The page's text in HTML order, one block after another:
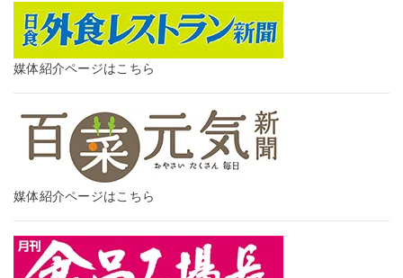
媒体紹介ページはこちら
媒体紹介ページはこちら